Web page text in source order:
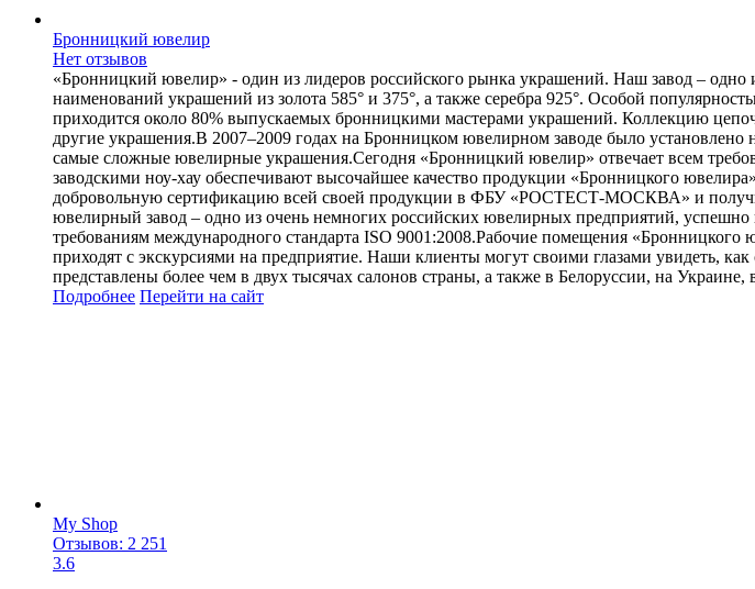
Бронницкий ювелир
Нет отзывов
«Бронницкий ювелир» - один из лидеров российского рынка украшений. Наш завод –
наименований украшений из золота 585° и 375°, а также серебра 925°. Особой
приходится около 80% выпускаемых бронницкими мастерами украшений. Коллекцию
другие украшения.В 2007–2009 годах на Бронницком ювелирном заводе было
самые сложные ювелирные украшения.Сегодня «Бронницкий ювелир» отвечает всем
заводскими ноу-хау обеспечивают высочайшее качество продукции «Бронницкого
добровольную сертификацию всей своей продукции в ФБУ «РОСТЕСТ-МОСКВА» и
ювелирный завод – одно из очень немногих российских ювелирных предприятий,
требованиям международного стандарта ISO 9001:2008.Рабочие помещения «Бронницкого
приходят с экскурсиями на предприятие. Наши клиенты могут своими глазами увидеть,
представлены более чем в двух тысячах салонов страны, а также в Белоруссии, на Украине,
Подробнее Перейти на сайт
My Shop
Отзывов: 2 251
3.6